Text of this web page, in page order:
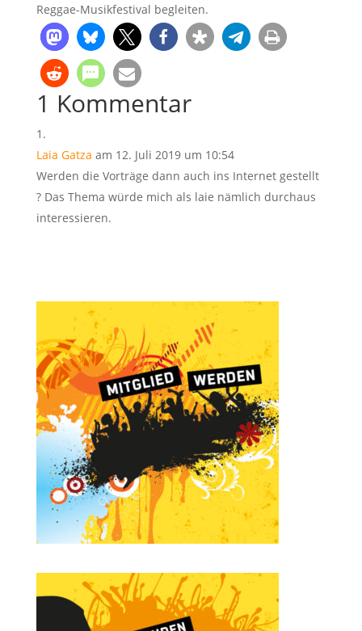
Reggae-Musikfestival begleiten.
1 Kommentar
Laia Gatza am 12. Juli 2019 um 10:54
Werden die Vorträge dann auch ins Internet gestellt
? Das Thema würde mich als laie nämlich durchaus
interessieren.